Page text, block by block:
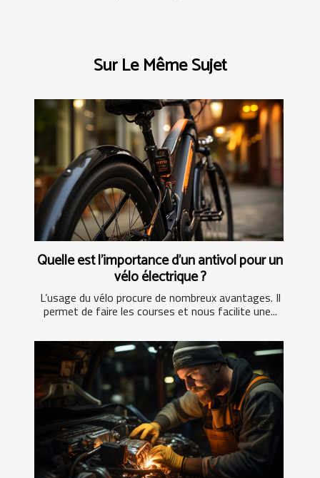
Sur Le Même Sujet
Quelle est l’importance d’un antivol pour un
vélo électrique ?
L’usage du vélo procure de nombreux avantages. Il
permet de faire les courses et nous facilite une...